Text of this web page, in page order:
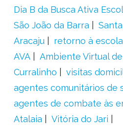
Dia B da Busca Ativa
São João da Barra
Aracaju
retorno à escola
AVA
Ambiente Virtual
Curralinho
visitas
agentes comunitários de
agentes de combate às
Atalaia
Vitória do Jari